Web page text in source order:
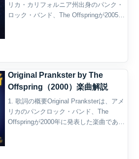
リカ・カリフォルニア州出身のパンク・
ロック・バンド、The Offspringが2005年
Original Prankster by The
Offspring（2000）楽曲解説
1. 歌詞の概要Original Pranksterは、アメ
リカのパンクロック・バンド、The
Offspringが2000年に発表した楽曲であ